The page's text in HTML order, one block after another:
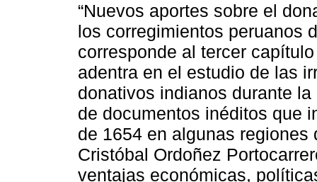
“Nuevos aportes sobre el
los corregimientos peruanos
corresponde al tercer
adentra en el estudio de las
donativos indianos durante
de documentos inéditos que
de 1654 en algunas
Cristóbal Ordoñez
ventajas económicas,